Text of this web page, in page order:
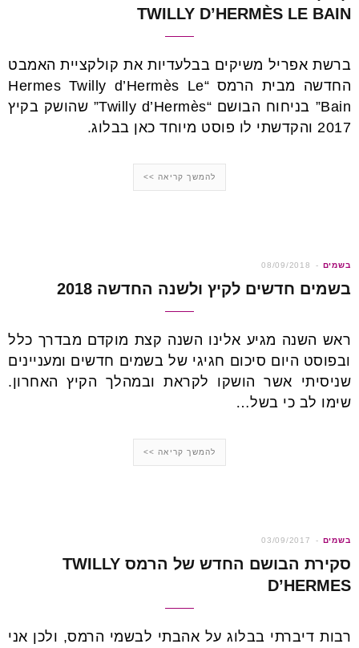
TWILLY D’HERMÈS LE BAIN
ברשת אפריל משיקים בבלעדיות את קולקציית האמבט
החדשה מבית הרמס “Hermes Twilly d’Hermès Le
Bain” בניחוח הבושם “Twilly d’Hermès” שהושק בקיץ
2017 והקדשתי לו פוסט מיוחד כאן בבלוג.
להמשך קריאה >>
בשמים 08/09/2018
בשמים חדשים לקיץ ולשנה החדשה 2018
ראש השנה מגיע אלינו השנה קצת מוקדם מבדרך כלל
ובפוסט היום סיכום חגיגי של בשמים חדשים ומעניינים
שניסיתי אשר הושקו לקראת ובמהלך הקיץ האחרון.
שימו לב כי בשל…
להמשך קריאה >>
בשמים 03/09/2017
סקירת הבושם החדש של הרמס TWILLY
D’HERMES
רבות דיברתי בבלוג על אהבתי לבשמי הרמס, ולכן אני